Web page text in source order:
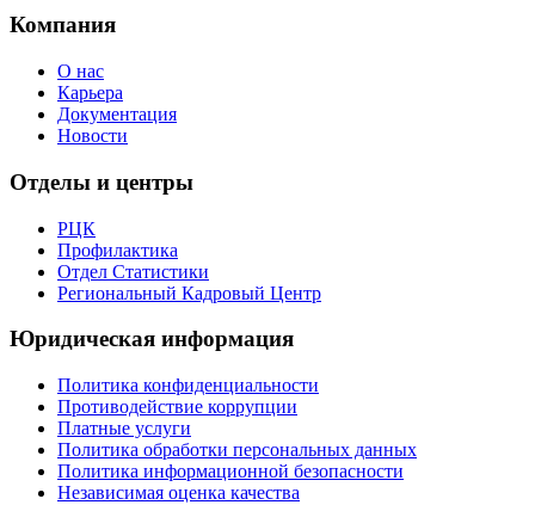
Компания
О нас
Карьера
Документация
Новости
Отделы и центры
РЦК
Профилактика
Отдел Статистики
Региональный Кадровый Центр
Юридическая информация
Политика конфиденциальности
Противодействие коррупции
Платные услуги
Политика обработки персональных данных
Политика информационной безопасности
Независимая оценка качества